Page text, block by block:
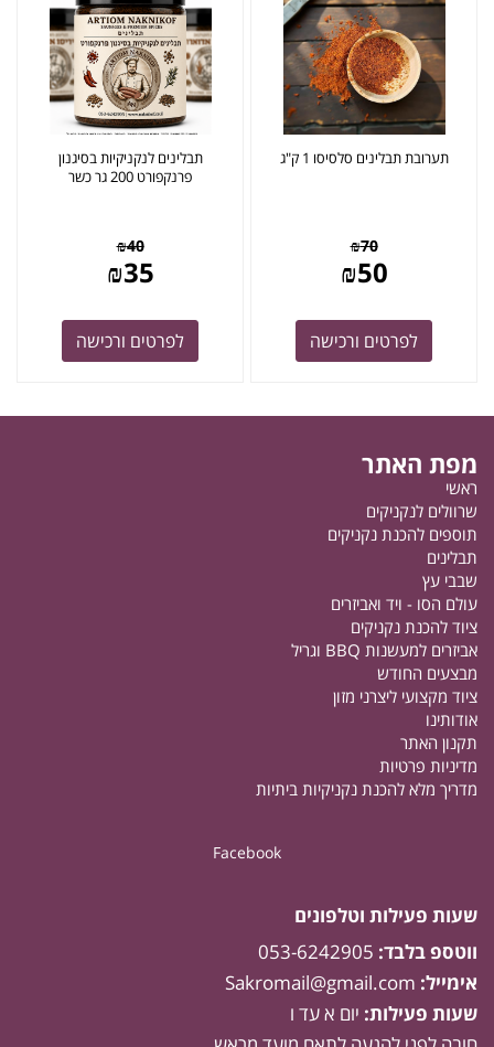
תערובת תבלינים סלסיסו 1 ק"ג
₪70
₪50
לפרטים ורכישה
תבלינים לנקניקיות בסיגנון
פרנקפורט 200 גר כשר
₪40
₪35
לפרטים ורכישה
מפת האתר
ראשי
שרוולים לנקניקים
תוספים להכנת נקניקים
תבלינים
שבבי עץ
עולם הסו - ויד ואביזרים
ציוד להכנת נקניקים
אביזרים למעשנות BBQ וגריל
מבצעים החודש
ציוד מקצועי ליצרני מזון
אודותינו
תקנון האתר
מדיניות פרטיות
מדריך מלא להכנת נקניקיות ביתיות
Facebook
שעות פעילות וטלפונים
ווטספ בלבד: 053-6242905
אימייל: Sakromail@gmail.com
שעות פעילות: יום א עד ו